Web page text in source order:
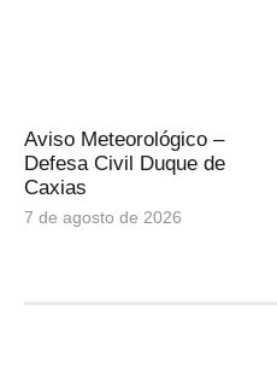
Aviso Meteorológico –
Defesa Civil Duque de
Caxias
7 de agosto de 2026